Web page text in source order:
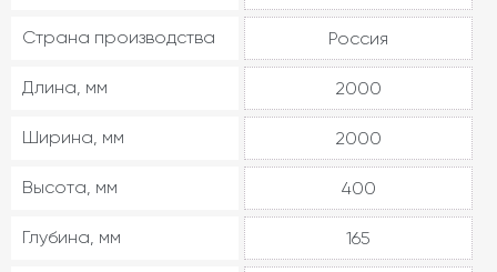
Страна производства Россия
Длина, мм 2000
Ширина, мм 2000
Высота, мм 400
Глубина, мм 165